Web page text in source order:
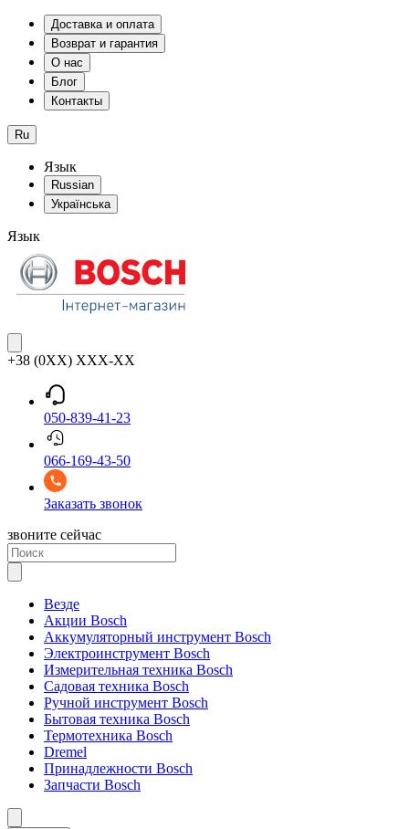
Доставка и оплата
Возврат и гарантия
О нас
Блог
Контакты
Ru
Язык
Russian
Українська
Язык
+38 (0XX) XXX-XX
050-839-41-23
066-169-43-50
Заказать звонок
звоните сейчас
Везде
Акции Bosch
Аккумуляторный инструмент Bosch
Электроинструмент Bosch
Измерительная техника Bosch
Садовая техника Bosch
Ручной инструмент Bosch
Бытовая техника Bosch
Термотехника Bosch
Dremel
Принадлежности Bosch
Запчасти Bosch